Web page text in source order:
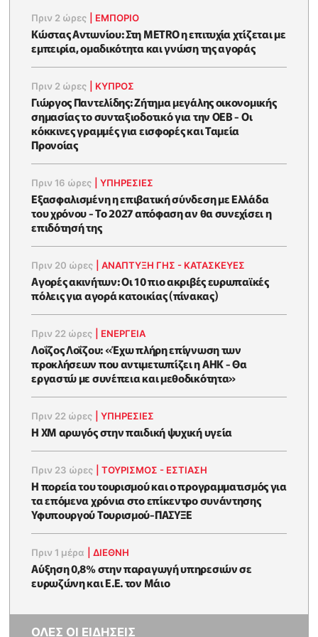
Πριν 2 ώρες ΕΜΠΟΡΙΟ
Κώστας Αντωνίου: Στη METRO η επιτυχία χτίζεται με
εμπειρία, ομαδικότητα και γνώση της αγοράς
Πριν 2 ώρες ΚΥΠΡΟΣ
Γιώργος Παντελίδης: Ζήτημα μεγάλης οικονομικής
σημασίας το συνταξιοδοτικό για την ΟΕΒ - Οι
κόκκινες γραμμές για εισφορές και Ταμεία
Προνοίας
Πριν 16 ώρες |ΥΠΗΡΕΣΙΕΣ
Εξασφαλισμένη η επιβατική σύνδεση με Ελλάδα
του χρόνου - Το 2027 απόφαση αν θα συνεχίσει η
επιδότησή της
Πριν 20 ώρες |ΑΝΑΠΤΥΞΗ ΓΗΣ - ΚΑΤΑΣΚΕΥΕΣ
Αγορές ακινήτων: Οι 10 πιο ακριβές ευρωπαϊκές
πόλεις για αγορά κατοικίας (πίνακας)
Πριν 22 ώρες ΕΝΈΡΓΕΙΑ
Λοΐζος Λοΐζου: «Έχω πλήρη επίγνωση των
προκλήσεων που αντιμετωπίζει η ΑΗΚ - Θα
εργαστώ με συνέπεια και μεθοδικότητα»
Πριν 22 ώρες |ΥΠΗΡΕΣΙΕΣ
Η XM αρωγός στην παιδική ψυχική υγεία
Πριν 23 ώρες |ΤΟΥΡΙΣΜΟΣ - ΕΣΤΙΑΣΗ
Η πορεία του τουρισμού και ο προγραμματισμός για
τα επόμενα χρόνια στο επίκεντρο συνάντησης
Υφυπουργού Τουρισμού-ΠΑΣΥΞΕ
Πριν 1 μέρα |ΔΙΕΘΝΗ
Αύξηση 0,8% στην παραγωγή υπηρεσιών σε
ευρωζώνη και Ε.Ε. τον Μάιο
ΟΛΕΣ ΟΙ ΕΙΔΗΣΕΙΣ